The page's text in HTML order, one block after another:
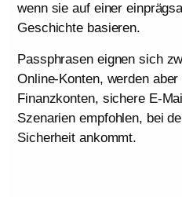
wenn sie auf einer
Geschichte basieren.
Passphrasen eignen sich
Online-Konten, werden
Finanzkonten, sichere E-
Szenarien empfohlen, bei
Sicherheit ankommt.